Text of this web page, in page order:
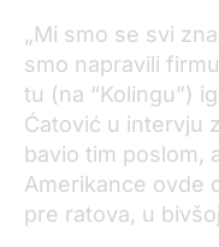
„Mi smo se svi
smo napravili
tu (na “Kolingu”)
Ćatović u intervju
bavio tim poslom,
Amerikance ovde
pre ratova, u bivšoj